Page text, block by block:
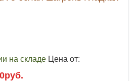
на складе Цена от: